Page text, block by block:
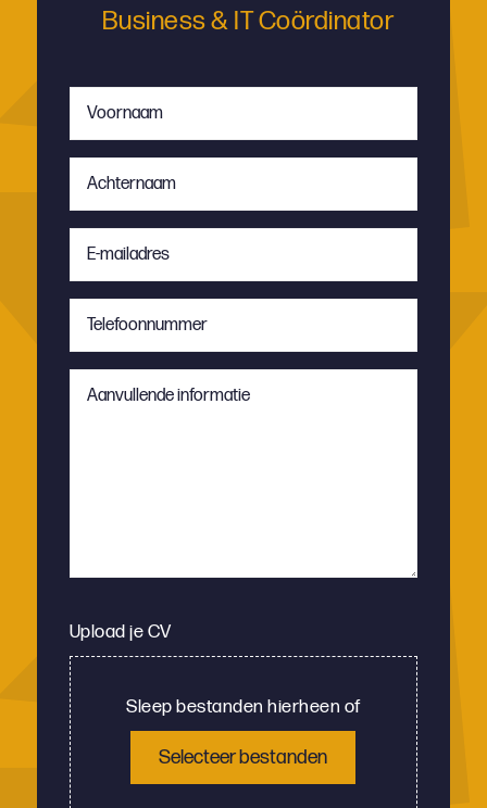
Business & IT Coördinator
Voornaam
Achternaam
*Telefoonnummer
Aanvullende
Upload je CV
Sleep bestanden hierheen of
Selecteer bestanden